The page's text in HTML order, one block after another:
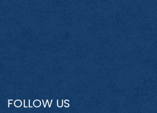
FOLLOW US